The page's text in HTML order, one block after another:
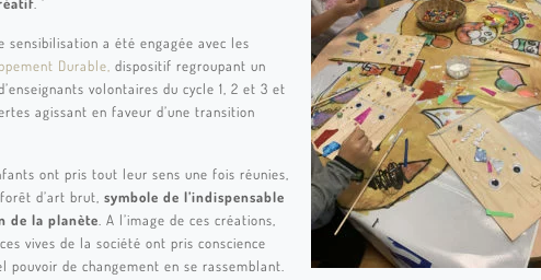
sensibilisation a été engagée avec les
Durable, dispositif regroupant un
volontaires du cycle 1, 2 et 3 et
agissant en faveur d’une transition
ont pris tout leur sens une fois réunies,
d’art brut, symbole de l’indispensable
de la planète . A l’image de ces créations,
vives de la société ont pris conscience
pouvoir de changement en se rassemblant.